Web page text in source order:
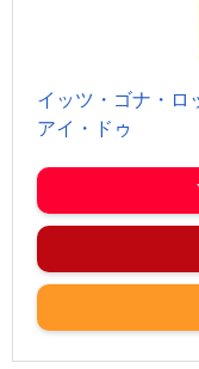
イッツ・ゴナ・ロ
アイ・ドゥ